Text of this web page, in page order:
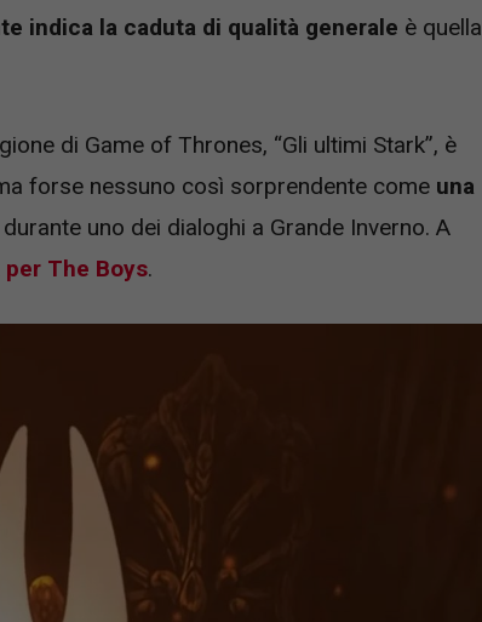
indica la caduta di qualità generale è quella
di Game of Thrones, “Gli ultimi Stark”, è
forse nessuno così sorprendente come una
durante uno dei dialoghi a Grande Inverno. A
The Boys.